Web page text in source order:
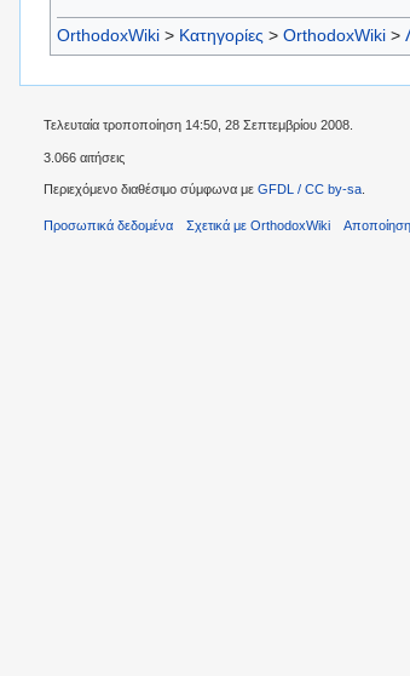
OrthodoxWiki > Κατηγορίες > OrthodoxWiki >
Τελευταία τροποποίηση 14:50, 28 Σεπτεμβρίου 2008.
3.066 αιτήσεις
Περιεχόμενο διαθέσιμο σύμφωνα με GFDL / CC by-sa
Προσωπικά δεδομένα Σχετικά με OrthodoxWiki